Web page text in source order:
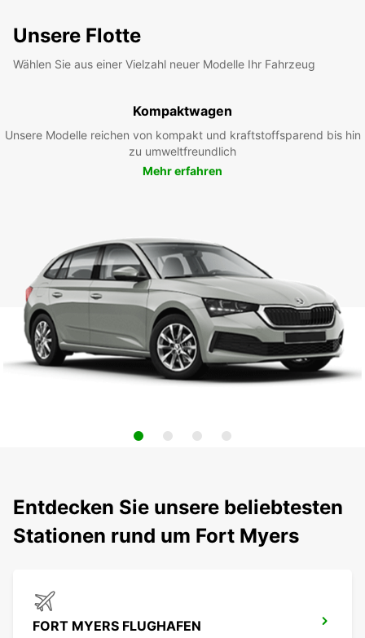
Unsere Flotte
Wählen Sie aus einer Vielzahl neuer Modelle Ihr Fahrzeug
Kompaktwagen
Unsere Modelle reichen von kompakt und kraftstoffsparend bis hin
zu umweltfreundlich
Mehr erfahren
Entdecken Sie unsere beliebtesten
Stationen rund um Fort Myers
FORT MYERS FLUGHAFEN